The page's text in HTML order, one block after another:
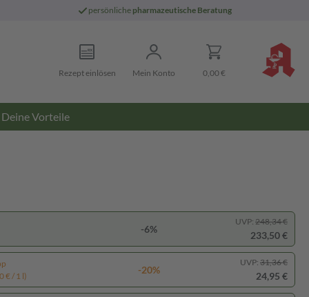
persönliche pharmazeutische Beratung
Rezept einlösen Mein Konto 0,00 €
Deine Vorteile
-6%
UVP: 248,34 €
233,50 €
€ / 1 l)
-20%
UVP: 31,36 €
24,95 €